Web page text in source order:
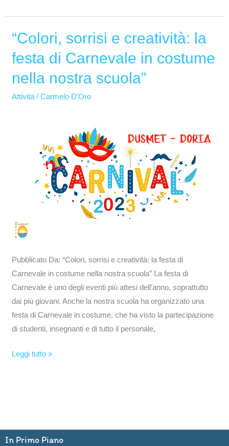
“Colori, sorrisi e creatività: la
festa di Carnevale in costume
nella nostra scuola”
Attività/Carmelo D'Oro
Pubblicato Da: “Colori, sorrisi e creatività: la festa di
Carnevale in costume nella nostra scuola” La festa di
Carnevale è uno degli eventi più attesi dell’anno, soprattutto
dai più giovani. Anche la nostra scuola ha organizzato una
festa di Carnevale in costume, che ha visto la partecipazione
di studenti, insegnanti e di tutto il personale,
“Colori,
e
creatività:
Leggi tutto »
In Primo Piano